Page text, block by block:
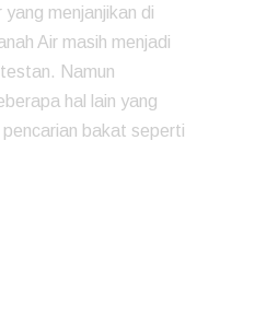
yang menjanjikan di
Air masih menjadi
Namun
hal lain yang
bakat seperti